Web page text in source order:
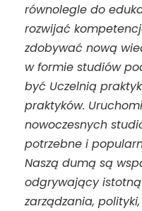
równolegle do
rozwijać
zdobywać nową
w formie studiów
być Uczelnią
praktyków.
nowoczesnych
potrzebne i
Naszą dumą są
odgrywający
zarządzania,